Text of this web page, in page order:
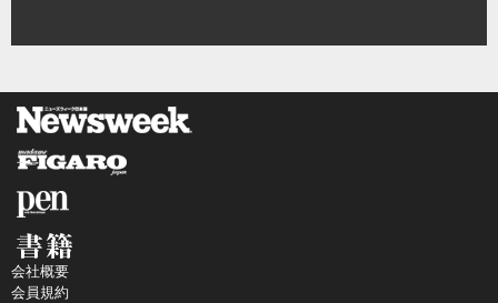
会社概要
会員規約